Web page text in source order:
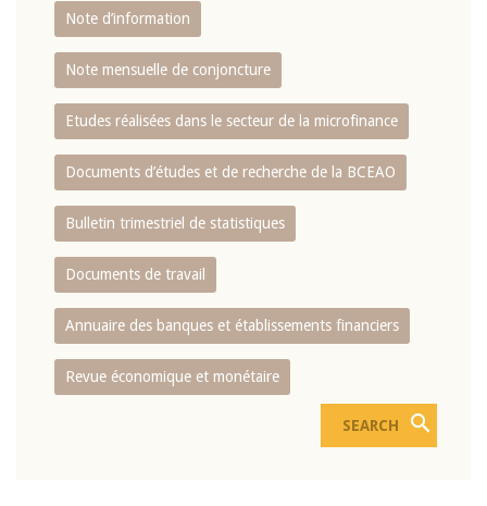
Note d’information
Note mensuelle de conjoncture
Etudes réalisées dans le secteur de la microfinance
Documents d’études et de recherche de la BCEAO
Bulletin trimestriel de statistiques
Documents de travail
Annuaire des banques et établissements financiers
Revue économique et monétaire